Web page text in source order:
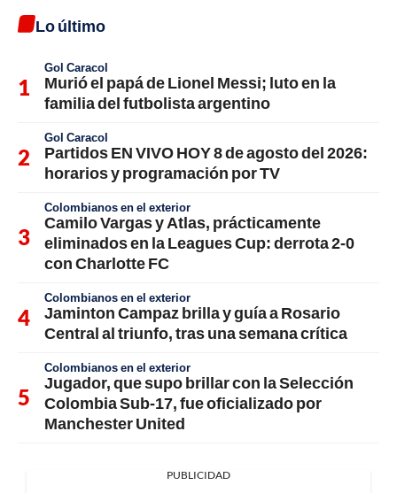
Lo último
Gol Caracol
Murió el papá de Lionel Messi; luto en la
familia del futbolista argentino
Gol Caracol
Partidos EN VIVO HOY 8 de agosto del 2026:
horarios y programación por TV
Colombianos en el exterior
Camilo Vargas y Atlas, prácticamente
eliminados en la Leagues Cup: derrota 2-0
con Charlotte FC
Colombianos en el exterior
Jaminton Campaz brilla y guía a Rosario
Central al triunfo, tras una semana crítica
Colombianos en el exterior
Jugador, que supo brillar con la Selección
Colombia Sub-17, fue oficializado por
Manchester United
PUBLICIDAD